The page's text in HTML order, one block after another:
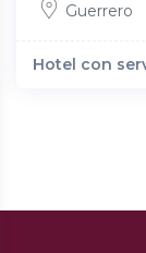
Guerrero
Hotel con